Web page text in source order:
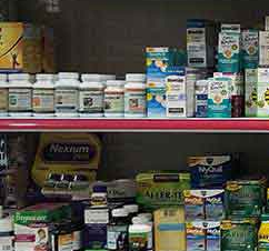
Loài hoa sa mạc kiên cường
trong điều kiện khô hạn khắc
amin, vitamin B và khoáng
Kiehl’s, Hoa xương rồng được
da ngay cả trong điều kiện thời
“TIBETAN GINSENG” –
Được biết đến với cái tên “Rễ